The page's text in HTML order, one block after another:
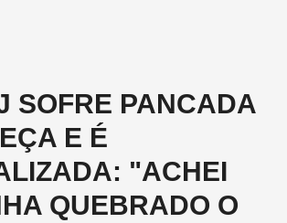
SOFRE PANCADA
E É
"ACHEI
QUEBRADO O